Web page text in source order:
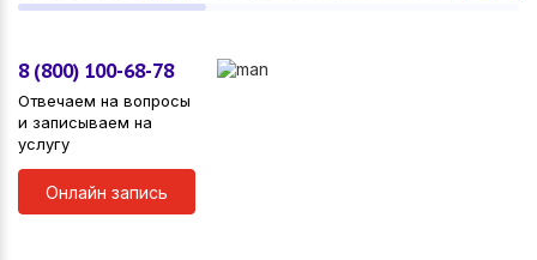
Онлайн запись
8 (800) 100-68-78
Отвечаем на вопросы
и записываем на
услугу